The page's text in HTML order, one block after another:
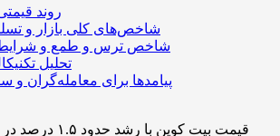
روند
شاخص‌های کلی بازار و
شاخص ترس و طمع و شرایط
تحلیل
پیامدها برای معامله‌گران و